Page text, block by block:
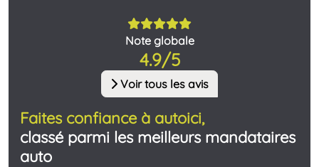
Note globale
4.9/5
Voir tous les avis
Faites confiance à autoici,
classé parmi les meilleurs mandataires
auto